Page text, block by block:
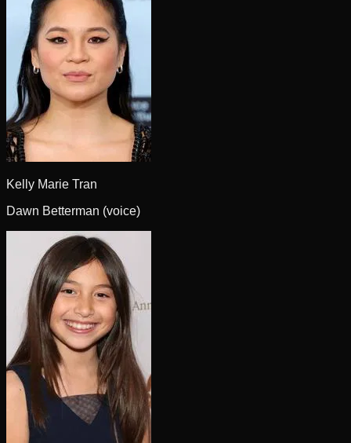
Kelly Marie Tran
Dawn Betterman (voice)